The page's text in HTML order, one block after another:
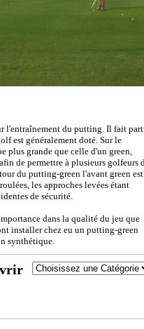
l'entraînement du putting. Il fait
est généralement doté. Sur le
plus grande que celle d'un green,
de permettre à plusieurs golfeurs
du putting-green l'avant green est
les approches levées étant
de sécurité.
dans la qualité du jeu que
installer chez eu un putting-green
synthétique.